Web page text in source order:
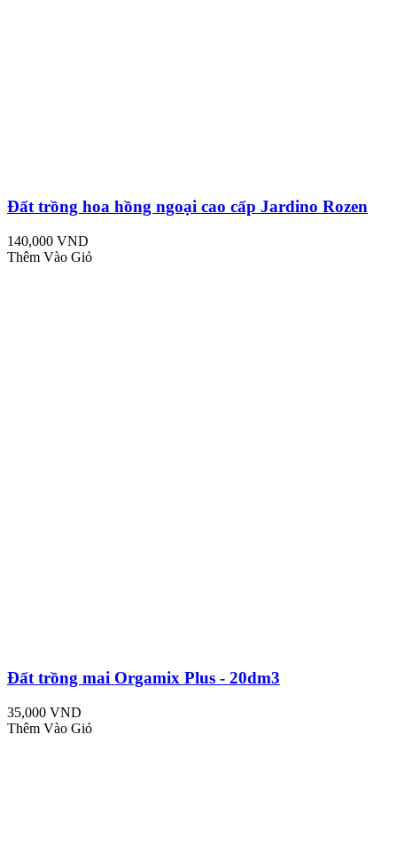
Đất trồng hoa hồng ngoại cao cấp Jardino Rozen
140,000 VND
Thêm Vào Giỏ
Đất trồng mai Orgamix Plus - 20dm3
35,000 VND
Thêm Vào Giỏ